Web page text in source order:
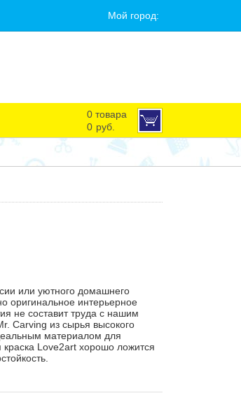
Мой город:
0 товара
0 руб.
или уютного домашнего
оригинальное интерьерное
не составит труда с нашим
Carving из сырья высокого
материалом для
Love2art хорошо ложится